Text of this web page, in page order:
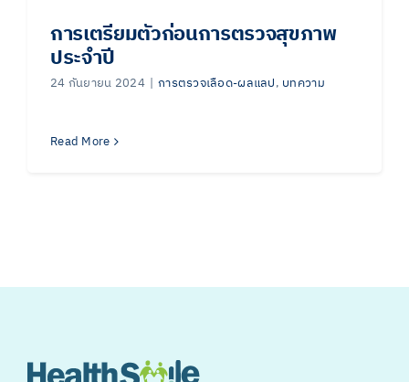
การเตรียมตัวก่อนการตรวจสุขภาพ
ประจำปี
24 กันยายน 2024 | การตรวจเลือด-ผลแลป, บทความ
Read More